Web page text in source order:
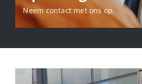
Neem contact met ons op.